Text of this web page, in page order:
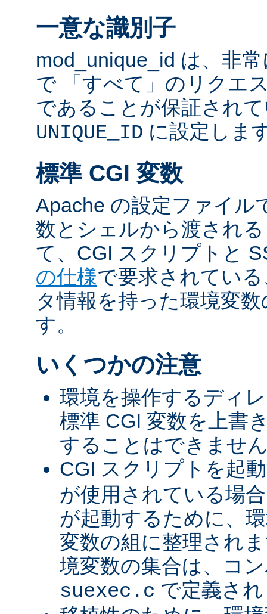
一意な識別子
mod_unique_id は、非
で 「すべて」のリクエ
であることが保証され
UNIQUE_ID に設定しま
標準 CGI 変数
Apache の設定ファイル
数とシェルから渡され
て、CGI スクリプトと
の仕様で要求されてい
タ情報を持った環境変
す。
いくつかの注意
環境を操作するディ
標準 CGI 変数を上書
することはできませ
CGI スクリプトを起
が使用されている場
が起動するために、
変数の組に整理され
境変数の集合は、コ
suexec.c で定義さ